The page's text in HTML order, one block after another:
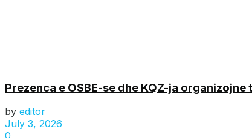
Prezenca e OSBE-se dhe KQZ-ja
by editor
July 3, 2026